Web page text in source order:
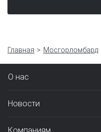
Главная Мосгорломбард
О нас
Новости
Компаниям